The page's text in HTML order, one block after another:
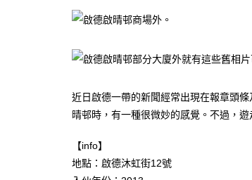
近日啟德一帶的新聞經常出現在報章頭
晴邨時，有一種很微妙的感覺。不過，
【info】
地點：啟德沐虹街12號